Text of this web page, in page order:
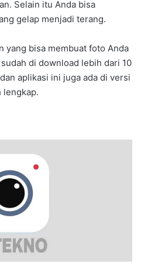
Selain itu Anda bisa
gelap menjadi terang.
yang bisa membuat foto Anda
di download lebih dari 10
aplikasi ini juga ada di versi
lengkap.